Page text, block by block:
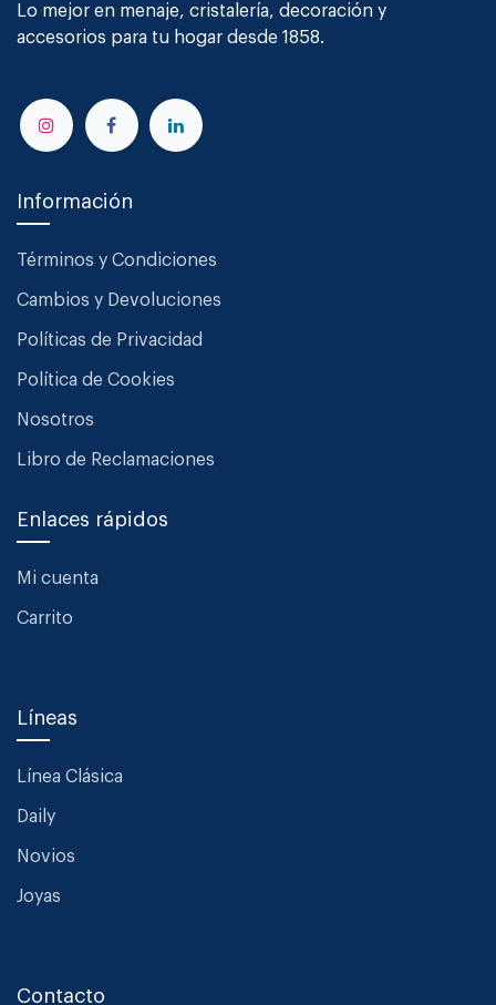
Lo mejor en menaje, cristalería, decoración y
accesorios para tu hogar desde 1858.
Información
Términos y Condiciones
Cambios y Devoluciones
Políticas de Privacidad
Política de Cookies
Nosotros
Libro de Reclamaciones
Enlaces rápidos
Mi cuenta
Carrito
Líneas
Línea Clásica
Daily
Novios
Joyas
Contacto